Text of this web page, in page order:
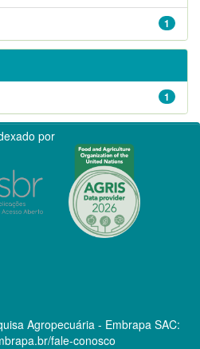
1
1
por
Agropecuária - Embrapa SAC:
fale-conosco